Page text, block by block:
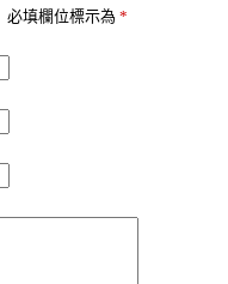
必填欄位標示為 *